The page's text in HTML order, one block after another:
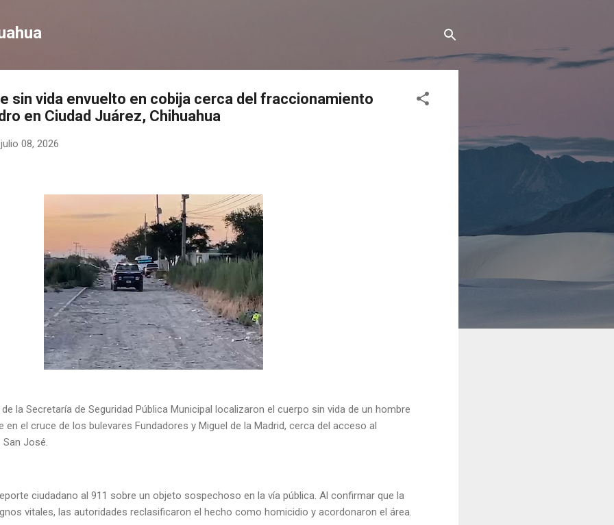
sin vida envuelto en cobija cerca del fraccionamiento
en Ciudad Juárez, Chihuahua
julio 08, 2026
la Secretaría de Seguridad Pública Municipal localizaron el cuerpo sin vida de un hombre
en el cruce de los bulevares Fundadores y Miguel de la Madrid, cerca del acceso al
José.
ciudadano al 911 sobre un objeto sospechoso en la vía pública. Al confirmar que la
vitales, las autoridades reclasificaron el hecho como homicidio y acordonaron el área.